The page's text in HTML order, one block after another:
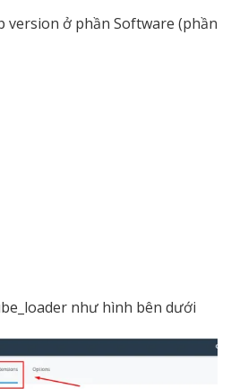
version ở phần Software (phần
như hình bên dưới